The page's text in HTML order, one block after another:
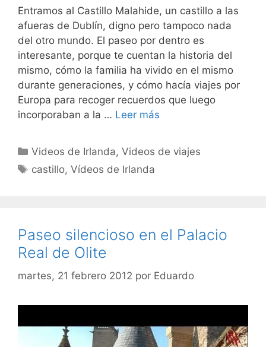
Entramos al Castillo Malahide, un castillo a las
afueras de Dublín, digno pero tampoco nada
del otro mundo. El paseo por dentro es
interesante, porque te cuentan la historia del
mismo, cómo la familia ha vivido en el mismo
durante generaciones, y cómo hacía viajes por
Europa para recoger recuerdos que luego
incorporaban a la … Leer más
Categorías
Videos de Irlanda,Videos de viajes
Etiquetas
castillo,Vídeos de Irlanda
Paseo silencioso en el Palacio
Real de Olite
martes, 21 febrero 2012 por Eduardo